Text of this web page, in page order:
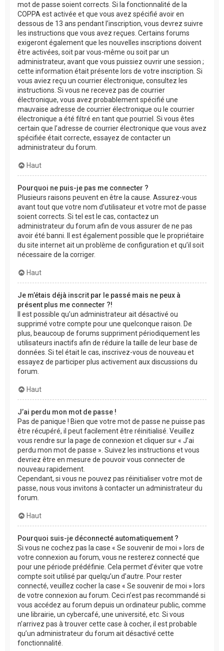
mot de passe soient corrects. Si la fonctionnalité de la
COPPA est activée et que vous avez spécifié avoir en
dessous de 13 ans pendant l’inscription, vous devrez suivre
les instructions que vous avez reçues. Certains forums
exigeront également que les nouvelles inscriptions doivent
être activées, soit par vous-même ou soit par un
administrateur, avant que vous puissiez ouvrir une session ;
cette information était présente lors de votre inscription. Si
vous aviez reçu un courrier électronique, consultez les
instructions. Si vous ne recevez pas de courrier
électronique, vous avez probablement spécifié une
mauvaise adresse de courrier électronique ou le courrier
électronique a été filtré en tant que pourriel. Si vous êtes
certain que l’adresse de courrier électronique que vous avez
spécifiée était correcte, essayez de contacter un
administrateur du forum.
Haut
Pourquoi ne puis-je pas me connecter ?
Plusieurs raisons peuvent en être la cause. Assurez-vous
avant tout que votre nom d’utilisateur et votre mot de passe
soient corrects. Si tel est le cas, contactez un
administrateur du forum afin de vous assurer de ne pas
avoir été banni. Il est également possible que le propriétaire
du site internet ait un problème de configuration et qu’il soit
nécessaire de la corriger.
Haut
Je m’étais déjà inscrit par le passé mais ne peux à
présent plus me connecter ?!
Il est possible qu’un administrateur ait désactivé ou
supprimé votre compte pour une quelconque raison. De
plus, beaucoup de forums suppriment périodiquement les
utilisateurs inactifs afin de réduire la taille de leur base de
données. Si tel était le cas, inscrivez-vous de nouveau et
essayez de participer plus activement aux discussions du
forum.
Haut
J’ai perdu mon mot de passe !
Pas de panique ! Bien que votre mot de passe ne puisse pas
être récupéré, il peut facilement être réinitialisé. Veuillez
vous rendre sur la page de connexion et cliquer sur « J’ai
perdu mon mot de passe ». Suivez les instructions et vous
devriez être en mesure de pouvoir vous connecter de
nouveau rapidement.
Cependant, si vous ne pouvez pas réinitialiser votre mot de
passe, nous vous invitons à contacter un administrateur du
forum.
Haut
Pourquoi suis-je déconnecté automatiquement ?
Si vous ne cochez pas la case « Se souvenir de moi » lors de
votre connexion au forum, vous ne resterez connecté que
pour une période prédéfinie. Cela permet d’éviter que votre
compte soit utilisé par quelqu’un d’autre. Pour rester
connecté, veuillez cocher la case « Se souvenir de moi » lors
de votre connexion au forum. Ceci n’est pas recommandé si
vous accédez au forum depuis un ordinateur public, comme
une librairie, un cybercafé, une université, etc. Si vous
n’arrivez pas à trouver cette case à cocher, il est probable
qu’un administrateur du forum ait désactivé cette
fonctionnalité.